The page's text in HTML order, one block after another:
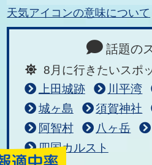
天気アイコンの意味について
話題の
8月に行きたいスポ
上田城跡
川平湾
城ヶ島
須賀神社
阿智村
八ヶ岳
四国カルスト